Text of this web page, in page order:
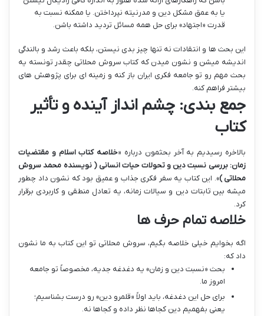
یا به عمق مشکل دین و مدرنیته نپرداختن. یا ممکنه نسبت به
قدرت «اجتهاد» برای حل همه مسائل تردید داشته باشن.
این بحث ها و انتقادات نه تنها چیز بدی نیستن، بلکه باعث رشد و بالندگی
اندیشه میشن و نشون میدن که کتاب سروش محلاتی چقدر تونسته یه
بحث مهم رو تو جامعه فکری ایران باز کنه و زمینه ای برای پژوهش های
بیشتر فراهم کنه.
جمع بندی: چشم انداز آینده و تأثیر
کتاب
بالاخره رسیدیم به آخر بحثمون درباره «خلاصه کتاب اسلام و مقتضیات
زمان: بررسی نسبت دین و تحولات حیات انسانی ( نویسنده محمد سروش
محلاتی )». این کتاب یه سفر فکری جذاب و عمیق بود که نشون داد چطور
میشه بین ثابتات دین و سیالات زمانه، یه تعادل منطقی و کاربردی برقرار
کرد.
خلاصه تمام حرف ها
اگه بخوایم خیلی خلاصه بگیم، سروش محلاتی تو این کتاب به ما نشون
داد که:
بحث «نسبت دین و زمان» یه دغدغه جدیه، مخصوصاً تو جامعه
امروز ما.
برای حل این دغدغه، باید اولاً «قلمرو دین» رو درست بشناسیم؛
یعنی بفهمیم دین کجاها نظر داده و کجاها نه.